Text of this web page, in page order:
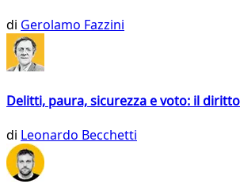
di Gerolamo Fazzini
Delitti, paura, sicurezza e voto: il
di Leonardo Becchetti